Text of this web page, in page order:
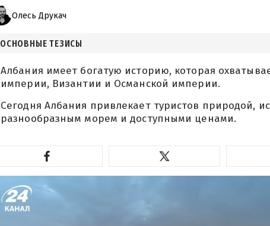
Олесь Друкач
ОСНОВНЫЕ ТЕЗИСЫ
Албания имеет богатую историю, которая
империи, Византии и Османской империи.
Сегодня Албания привлекает туристов природой,
разнообразным морем и доступными ценами.